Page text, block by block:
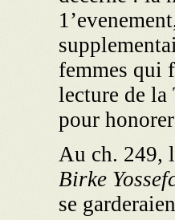
femmes qui
lecture de la
pour
Au ch. 249,
Birke
se